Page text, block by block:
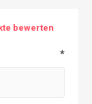
bewerten
*